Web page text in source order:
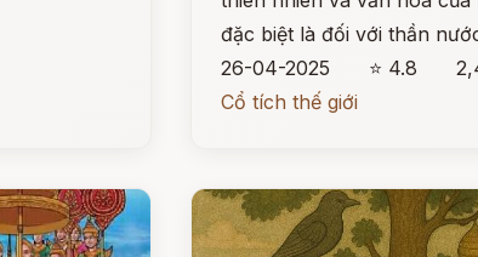
đặc biệt là đối với thần
26-04-2025
⭐ 4.8
Cổ tích thế giới